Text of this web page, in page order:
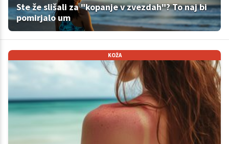
Ste že slišali za "kopanje v zvezdah"? To naj bi
pomirjalo um
KOŽA